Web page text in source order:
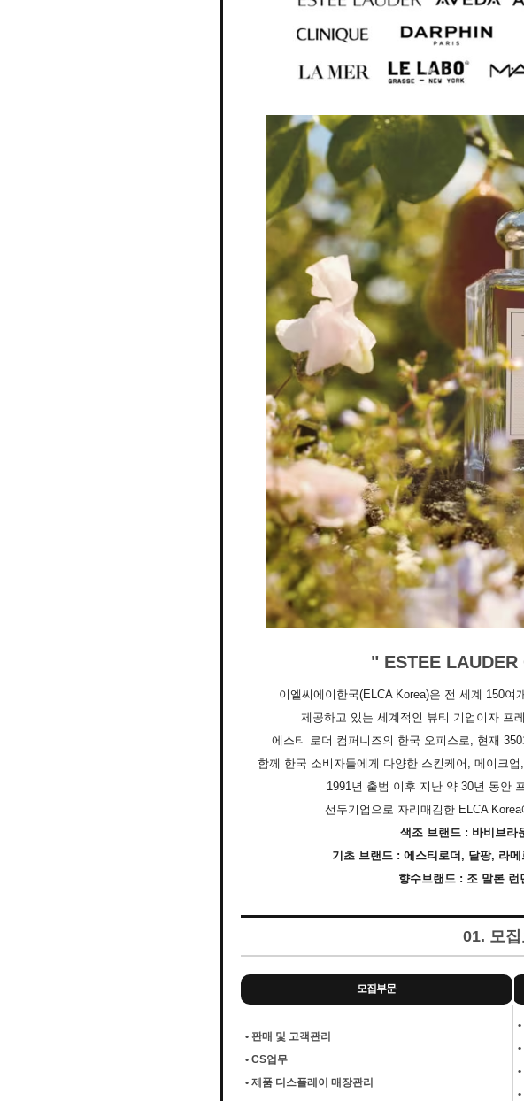
" ESTEE
이엘씨에이한국(ELCA Korea)은 전 세계 150
제공하고 있는 세계적인 뷰티 기업이자 프
에스티 로더 컴퍼니즈의 한국 오피스로, 현재
함께 한국 소비자들에게 다양한 스킨케어, 메이크
1991년 출범 이후 지난 약 30년 동안
선두기업으로 자리매김한 ELCA
색조 브랜드 : 바비브라
기초 브랜드 : 에스티로더, 달팡, 라
향수브랜드 : 조 말론 런
01. 모
모집부문
• 판매 및 고객관리
• CS업무
• 제품 디스플레이 매장관리
•
•
•
•